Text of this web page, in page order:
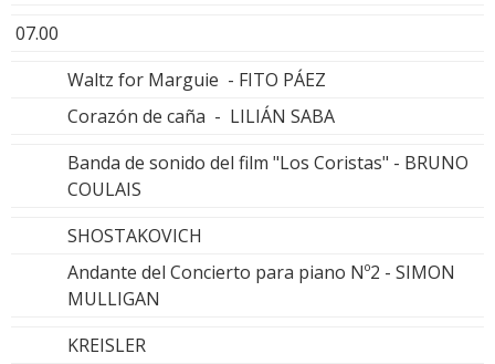
07.00
Waltz for Marguie - FITO PÁEZ
Corazón de caña - LILIÁN SABA
Banda de sonido del film "Los Coristas" - BRUNO
COULAIS
SHOSTAKOVICH
Andante del Concierto para piano Nº2 - SIMON
MULLIGAN
KREISLER